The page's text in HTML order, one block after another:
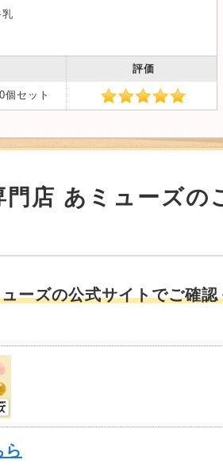
乳
評価
個セット
店 あミューズの
ーズの公式サイトでご確認
ら